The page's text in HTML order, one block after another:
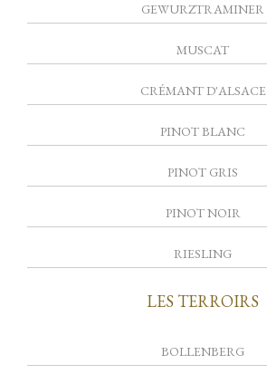
GEWURZTRAMINER
MUSCAT
CRÉMANT D'ALSACE
PINOT BLANC
PINOT GRIS
PINOT NOIR
RIESLING
LES TERROIRS
BOLLENBERG